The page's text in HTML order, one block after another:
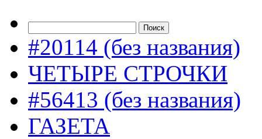
#20114 (без названия)
ЧЕТЫРЕ СТРОЧКИ
#56413 (без названия)
ГАЗЕТА